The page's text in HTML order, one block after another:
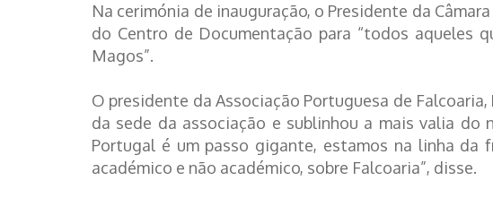
Na cerimónia de inauguração, o Presidente da
do Centro de Documentação para “todos aqueles
Magos”.
O presidente da Associação Portuguesa de
da sede da associação e sublinhou a mais valia do
Portugal é um passo gigante, estamos na linha da
académico e não académico, sobre Falcoaria”, disse.